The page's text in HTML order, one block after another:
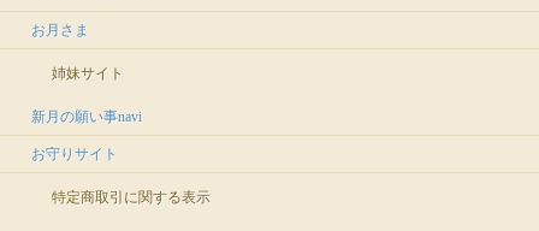
お月さま
姉妹サイト
新月の願い事navi
お守りサイト
特定商取引に関する表示